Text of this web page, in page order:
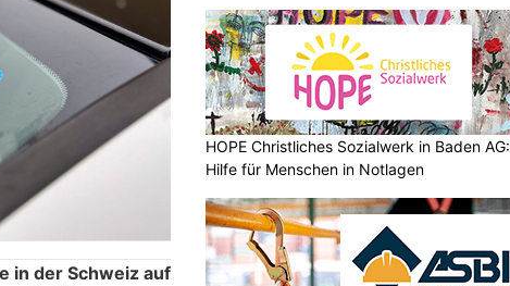
in der Schweiz auf
HOPE Christliches Sozialwerk in Baden AG:
Hilfe für Menschen in Notlagen